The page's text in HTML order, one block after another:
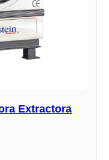
Extractora